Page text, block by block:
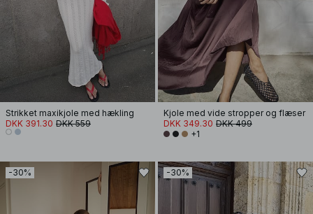
Strikket maxikjole med hækling
DKK 391.30 DKK 559
Kjole med vide stropper og flæser
DKK 349.30 DKK 499
+1
-30% -30%